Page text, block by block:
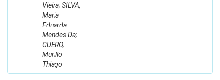
Vieira; SILVA,
Maria
Eduarda
Mendes Da;
CUERO,
Murillo
Thiago